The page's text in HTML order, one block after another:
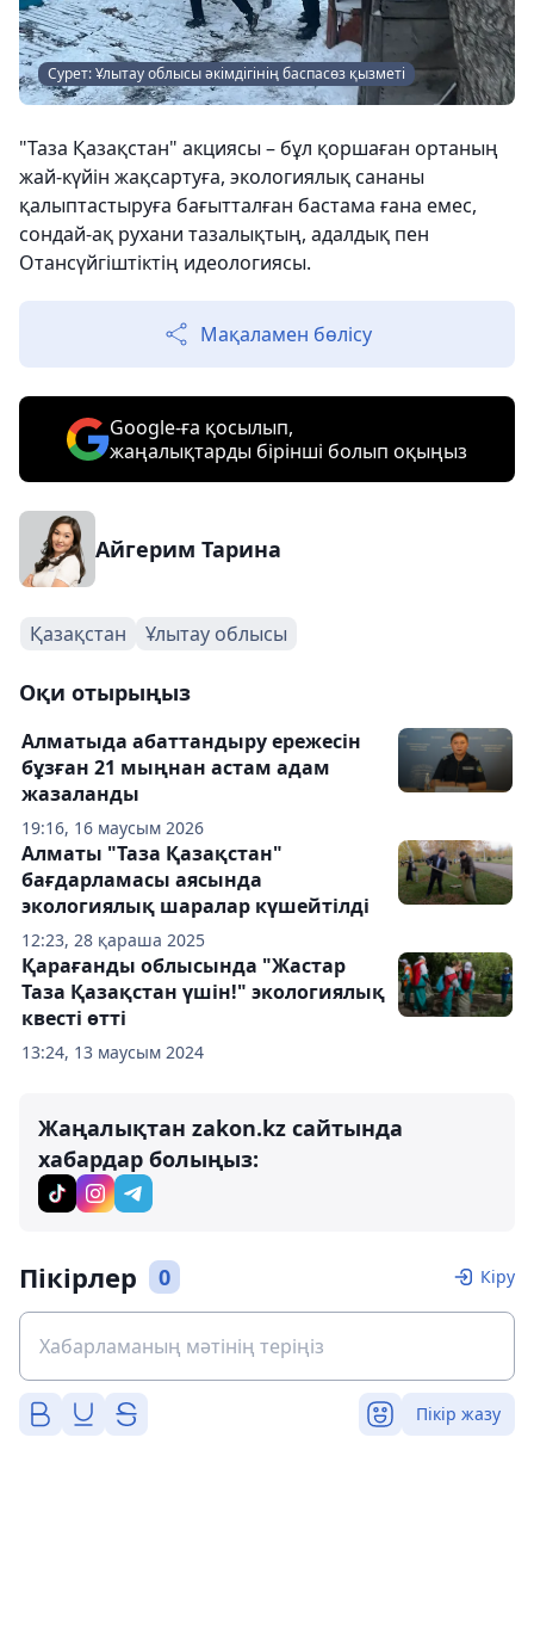
Сурет: Ұлытау облысы әкімдігінің баспасөз қызметі
"Таза Қазақстан" акциясы – бұл қоршаған ортаның
жай-күйін жақсартуға, экологиялық сананы
қалыптастыруға бағытталған бастама ғана емес,
сондай-ақ рухани тазалықтың, адалдық пен
Отансүйгіштіктің идеологиясы.
Мақаламен бөлісу
Google-ға қосылып,
жаңалықтарды бірінші болып оқыңыз
Айгерим Тарина
Қазақстан Ұлытау облысы
Оқи отырыңыз
19:16, 16 маусым 2026
Алматыда абаттандыру ережесін
бұзған 21 мыңнан астам адам
жазаланды
12:23, 28 қараша 2025
Алматы "Таза Қазақстан"
бағдарламасы аясында
экологиялық шаралар күшейтілді
13:24, 13 маусым 2024
Қарағанды облысында "Жастар
Таза Қазақстан үшін!" экологиялық
квесті өтті
Жаңалықтан zakon.kz сайтында
хабардар болыңыз:
Пікірлер 0 Кіру
Пікір жазу